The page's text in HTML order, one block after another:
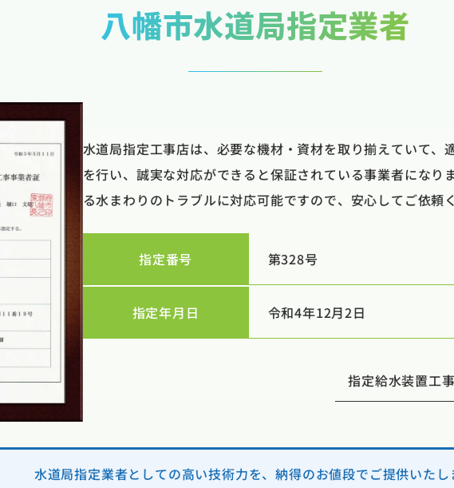
八幡市水道局指定業者
水道局指定工事店は、必要な機材・資材を取り揃えていて、
を行い、誠実な対応ができると保証されている事業者になり
る水まわりのトラブルに対応可能ですので、安心してご依頼
指定番号 第328号
指定年月日 令和4年12月2日
指定給水装置工
水道局指定業者としての高い技術力を、納得のお値段でご提供いたし